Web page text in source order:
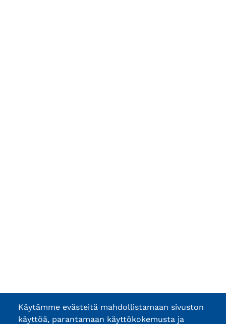
Käytämme evästeitä mahdollistamaan sivuston
käyttöä, parantamaan käyttökokemusta ja